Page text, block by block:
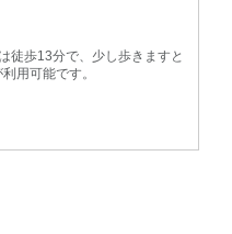
徒歩13分で、少し歩きますと
用可能です。